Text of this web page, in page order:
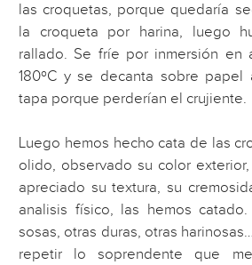
las croquetas, porque quedaría
la croqueta por harina, luego
rallado. Se fríe por inmersión en
180ºC y se decanta sobre papel
tapa porque perderían el crujiente.
Luego hemos hecho cata de las
olido, observado su color
apreciado su textura, su
analisis físico, las hemos
sosas, otras duras, otras
repetir lo soprendente que